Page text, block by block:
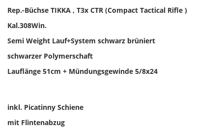
Rep.-Büchse TIKKA , T3x CTR (Compact Tactical Rifle )
Kal.308Win.
Semi Weight Lauf+System schwarz brüniert
schwarzer Polymerschaft
Lauflänge 51cm + Mündungsgewinde 5/8x24
inkl. Picatinny Schiene
mit Flintenabzug